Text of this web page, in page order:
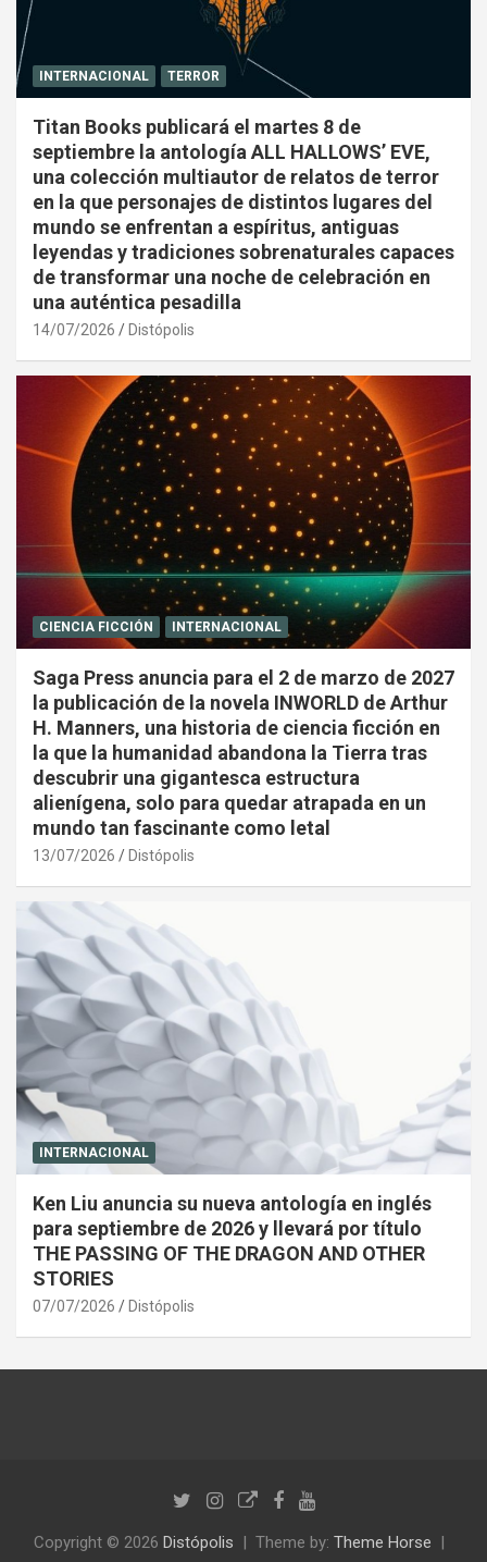
INTERNACIONAL TERROR
Titan Books publicará el martes 8 de
septiembre la antología ALL HALLOWS’ EVE,
una colección multiautor de relatos de terror
en la que personajes de distintos lugares del
mundo se enfrentan a espíritus, antiguas
leyendas y tradiciones sobrenaturales capaces
de transformar una noche de celebración en
una auténtica pesadilla
14/07/2026 Distópolis
CIENCIA FICCIÓN INTERNACIONAL
Saga Press anuncia para el 2 de marzo de 2027
la publicación de la novela INWORLD de Arthur
H. Manners, una historia de ciencia ficción en
la que la humanidad abandona la Tierra tras
descubrir una gigantesca estructura
alienígena, solo para quedar atrapada en un
mundo tan fascinante como letal
13/07/2026 Distópolis
INTERNACIONAL
Ken Liu anuncia su nueva antología en inglés
para septiembre de 2026 y llevará por título
THE PASSING OF THE DRAGON AND OTHER
STORIES
07/07/2026 Distópolis
Copyright © 2026 Distópolis Theme by: Theme Horse